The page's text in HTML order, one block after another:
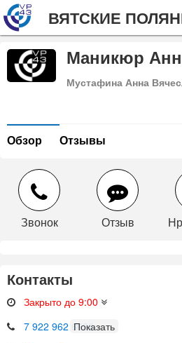
ВЯТСКИЕ
Маникюр
Мустафина Анна
Обзор Отзывы
Звонок Отзыв
Контакты
Закрыто до 9:00
7 922 962 6636